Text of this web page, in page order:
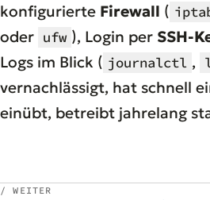
konfigurierte Firewall (
oder ufw ), Login per SSH-
Logs im Blick ( journalctl ,
vernachlässigt, hat schnell
einübt, betreibt jahrelang
/ WEITER